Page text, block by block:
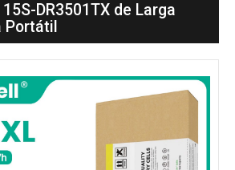
DR3501TX de Larga
Portátil